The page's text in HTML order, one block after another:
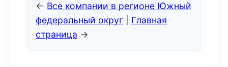
← Все компании в регионе Южный
федеральный округ
Главная
страница →